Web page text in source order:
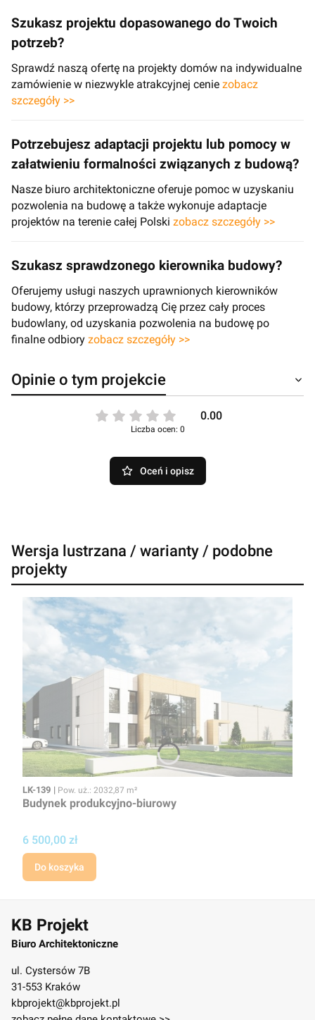
Szukasz projektu dopasowanego do Twoich
potrzeb?
Sprawdź naszą ofertę na projekty domów na indywidualne
zamówienie w niezwykle atrakcyjnej cenie zobacz
szczegóły >>
Potrzebujesz adaptacji projektu lub pomocy w
załatwieniu formalności związanych z budową?
Nasze biuro architektoniczne oferuje pomoc w uzyskaniu
pozwolenia na budowę a także wykonuje adaptacje
projektów na terenie całej Polski zobacz szczegóły >>
Szukasz sprawdzonego kierownika budowy?
Oferujemy usługi naszych uprawnionych kierowników
budowy, którzy przeprowadzą Cię przez cały proces
budowlany, od uzyskania pozwolenia na budowę po
finalne odbiory zobacz szczegóły >>
Opinie o tym projekcie
0.00
Liczba ocen: 0
Oceń i opisz
Wersja lustrzana / warianty / podobne
projekty
Kod
LK-139 Powierzchnia użytkowa
Pow. uż.: 2032,87 m²
Budynek produkcyjno-biurowy
Cena projektu
6 500,00 zł
Do koszyka
KB Projekt
Biuro Architektoniczne
ul. Cystersów 7B
31-553 Kraków
kbprojekt@kbprojekt.pl